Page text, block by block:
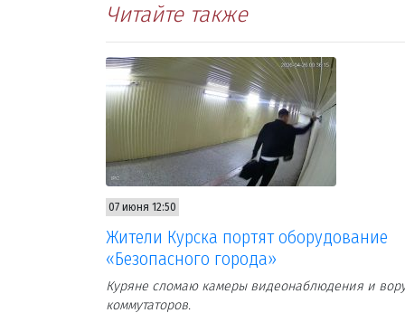
Читайте также
07 июня 12:50
Жители Курска портят оборудование
«Безопасного города»
Куряне сломаю камеры видеонаблюдения и
коммутаторов.